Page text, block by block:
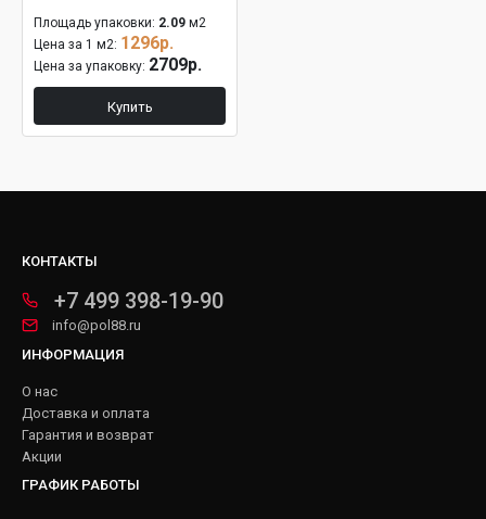
Площадь упаковки: 2.09 м2
Цена за 1 м2: 1296р.
Цена за упаковку: 2709р.
Купить
КОНТАКТЫ
+7 499 398-19-90
info@pol88.ru
ИНФОРМАЦИЯ
О нас
Доставка и оплата
Гарантия и возврат
Акции
ГРАФИК РАБОТЫ